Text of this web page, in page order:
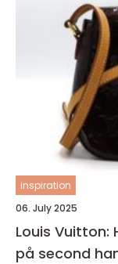
inspiration
06. July 2025
Louis Vuitton:
på second